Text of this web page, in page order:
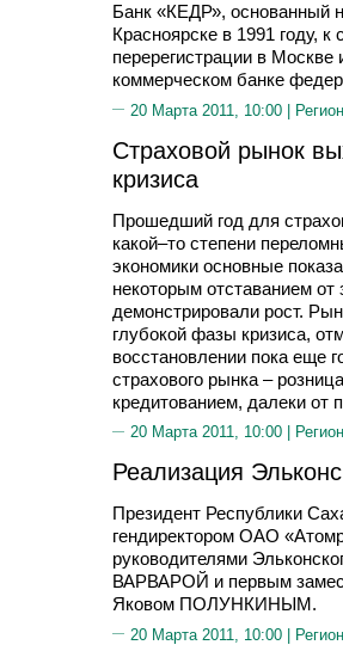
Банк «КЕДР», основанный
Красноярске в 1991 году,
перерегистрации в
коммерческом банке
20 Марта 2011, 10:00 |
Страховой рынок
кризиса
Прошедший год для
какой–то степени
экономики основные
некоторым отставанием от
демонстрировали рост.
глубокой фазы кризиса,
восстановлении пока еще
страхового рынка –
кредитованием, далеки от
20 Марта 2011, 10:00 |
Реализация
Президент Республики
гендиректором ОАО
руководителями
ВАРВАРОЙ и первым
Яковом ПОЛУНКИНЫМ.
20 Марта 2011, 10:00 |